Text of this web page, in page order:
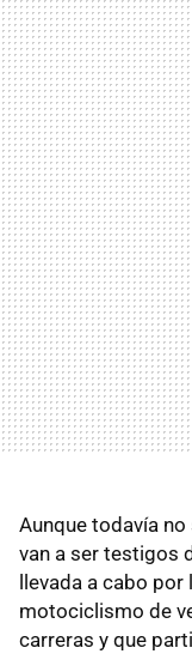
Aunque todavía
van a ser testigos
llevada a cabo
motociclismo de
carreras y que